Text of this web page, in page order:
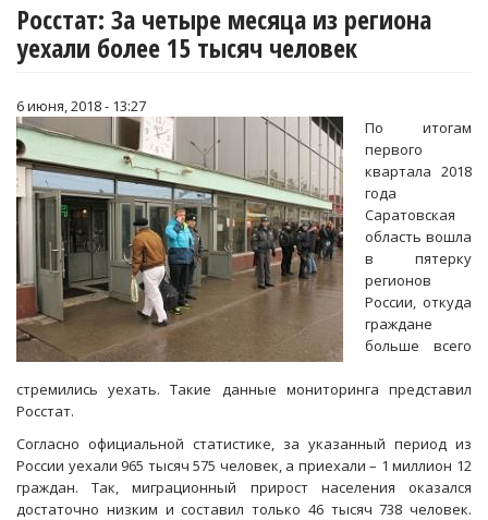
Росстат: За четыре месяца из региона
уехали более 15 тысяч человек
6 июня, 2018 - 13:27
По итогам
первого
квартала 2018
года
Саратовская
область вошла
в пятерку
регионов
России, откуда
граждане
больше всего
стремились уехать. Такие данные мониторинга представил
Росстат.
Согласно официальной статистике, за указанный период из
России уехали 965 тысяч 575 человек, а приехали – 1 миллион 12
граждан. Так, миграционный прирост населения оказался
достаточно низким и составил только 46 тысяч 738 человек.